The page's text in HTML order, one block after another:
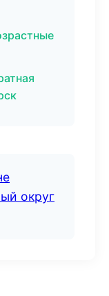
округ